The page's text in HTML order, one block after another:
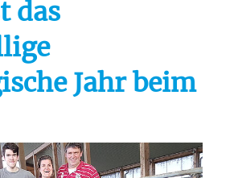
das
Jahr beim